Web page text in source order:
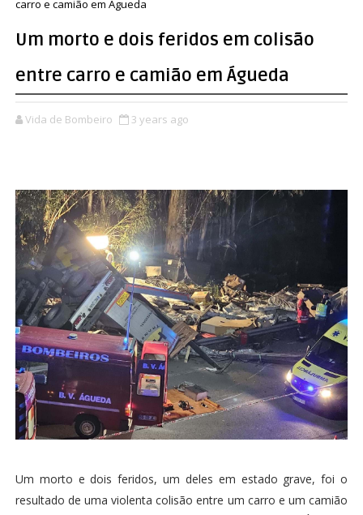
carro e camião em Águeda
Um morto e dois feridos em colisão
entre carro e camião em Águeda
Vida de Bombeiro 3 years ago
Um morto e dois feridos, um deles em estado grave, foi o
resultado de uma violenta colisão entre um carro e um camião